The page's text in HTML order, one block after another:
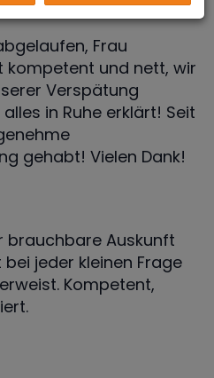
Frau
kompetent und nett, wir
Verspätung
in Ruhe erklärt! Seit
gehabt! Vielen Dank!
brauchbare Auskunft
jeder kleinen Frage
Kompetent,